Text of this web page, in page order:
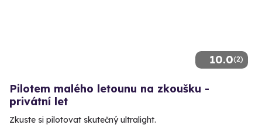
10.0(2)
Pilotem malého letounu na zkoušku -
privátní let
Zkuste si pilotovat skutečný ultralight.